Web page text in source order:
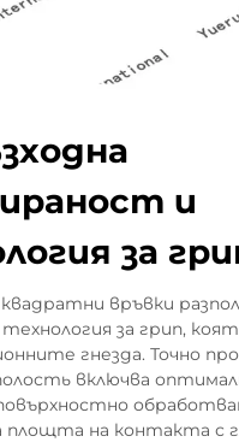
и
за
връвки
за грип,
гнезда. Точно
включва
площта на контакта с